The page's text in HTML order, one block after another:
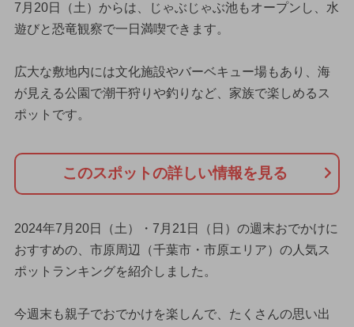
7月20日（土）からは、じゃぶじゃぶ池もオープンし、水
遊びと恐竜観察で一日満喫できます。
広大な敷地内には文化施設やバーベキュー場もあり、海
が見える公園で潮干狩りや釣りなど、家族で楽しめるス
ポットです。
このスポットの詳しい情報を見る
2024年7月20日（土）・7月21日（日）の週末おでかけに
おすすめの、市原周辺（千葉市・市原エリア）の人気ス
ポットランキングを紹介しました。
今週末も親子でおでかけを楽しんで、たくさんの思い出